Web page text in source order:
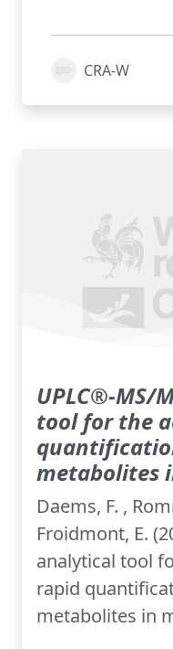
CRA-W
UPLC®-MS/
tool for the
metabolites
Daems, F. ,
Froidmont, E.
analytical tool
rapid
metabolites in